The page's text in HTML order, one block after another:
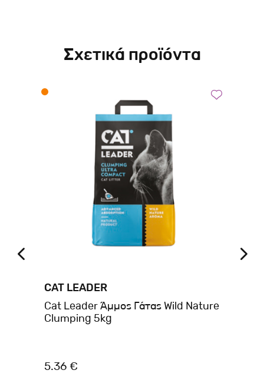
Σχετικά προϊόντα
CAT LEADER
Cat Leader Άμμος Γάτας Wild Nature
Clumping 5kg
5.36 €